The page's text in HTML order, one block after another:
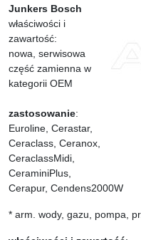
Junkers Bosch
właściwości i
zawartość:
nowa, serwisowa
część zamienna w
kategorii OEM
zastosowanie:
Euroline, Cerastar,
Ceraclass, Ceranox,
CeraclassMidi,
CeraminiPlus,
Cerapur, Cendens2000W
* arm. wody, gazu, pompa,